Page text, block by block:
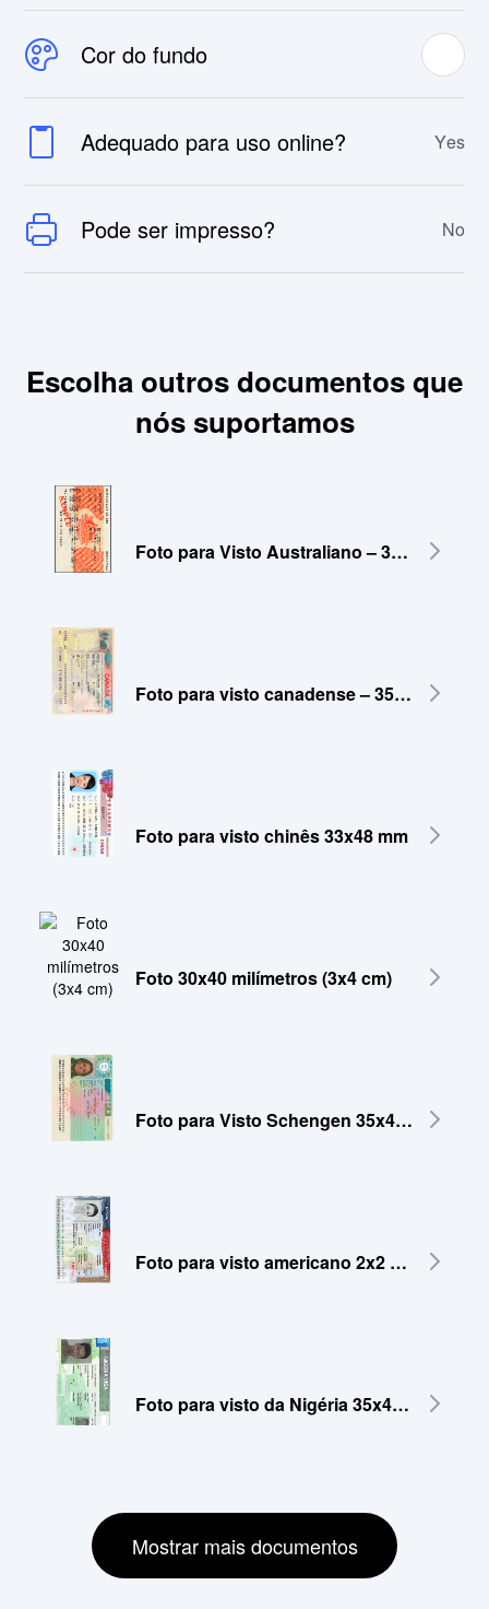
Cor do fundo
Adequado para uso online? Yes
Pode ser impresso? No
Escolha outros documentos que
nós suportamos
Foto para Visto Australiano – 35x45 mm
Foto para visto canadense – 35x45 mm
Foto para visto chinês 33x48 mm
Foto 30x40 milímetros (3x4 cm)
Foto para Visto Schengen 35x45 mm
Foto para visto americano 2x2 polegadas (51x51 mm)
Foto para visto da Nigéria 35x45 mm
Mostrar mais documentos